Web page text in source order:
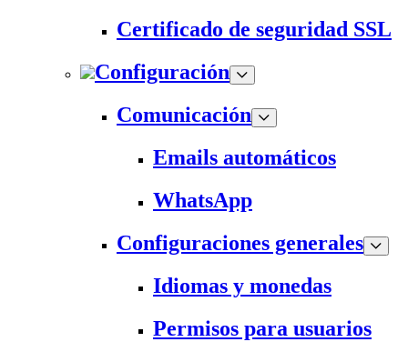
Certificado de seguridad SSL
Configuración
Comunicación
Emails automáticos
WhatsApp
Configuraciones generales
Idiomas y monedas
Permisos para usuarios